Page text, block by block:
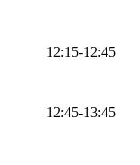
12:15-12:45
12:45-13:45